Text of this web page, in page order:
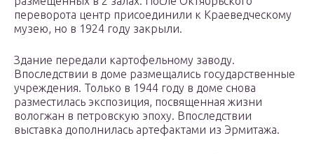
переворота центр присоединили к Краеведческому
музею, но в 1924 году закрыли.
Здание передали картофельному заводу.
Впоследствии в доме размещались государственные
учреждения. Только в 1944 году в доме снова
разместилась экспозиция, посвященная жизни
вологжан в петровскую эпоху. Впоследствии
выставка дополнилась артефактами из Эрмитажа.